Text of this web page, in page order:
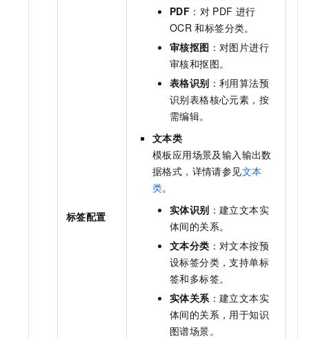
标签配置
PDF ：对 PDF 进行
OCR 和标签分类。
审核抠图 ：对图片进行
审核和抠图。
表格识别 ：利用算法预
识别表格核心元素，按
需编辑。
文本类
模板应用场景及输入输出数
据格式，详情请参见文本
类。
实体识别 ：建立文本实
体间的关系。
文本分类 ：对文本按预
设标签分类，支持单标
签和多标签。
实体关系：建立文本实
体间的关系，用于知识
图谱场景。